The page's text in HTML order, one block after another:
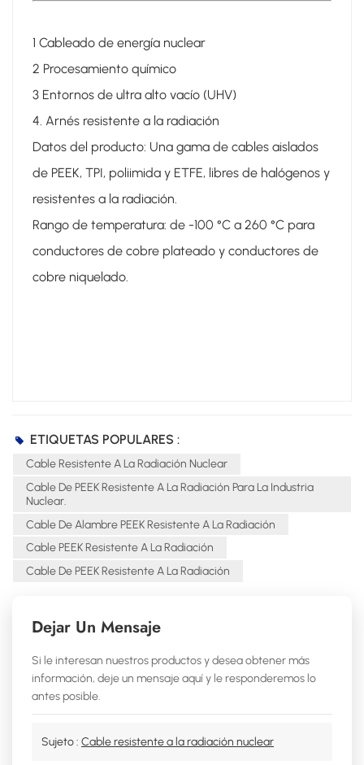
1 Cableado de energía nuclear
2 Procesamiento químico
3 Entornos de ultra alto vacío (UHV)
4. Arnés resistente a la radiación
Datos del producto: Una gama de cables aislados
de PEEK, TPI, poliimida y ETFE, libres de halógenos y
resistentes a la radiación.
Rango de temperatura: de -100 °C a 260 °C para
conductores de cobre plateado y conductores de
cobre niquelado.
ETIQUETAS POPULARES :
Cable Resistente A La Radiación Nuclear
Cable De PEEK Resistente A La Radiación Para La Industria
Nuclear.
Cable De Alambre PEEK Resistente A La Radiación
Cable PEEK Resistente A La Radiación
Cable De PEEK Resistente A La Radiación
Dejar Un Mensaje
Si le interesan nuestros productos y desea obtener más
información, deje un mensaje aquí y le responderemos lo
antes posible.
Sujeto : Cable resistente a la radiación nuclear